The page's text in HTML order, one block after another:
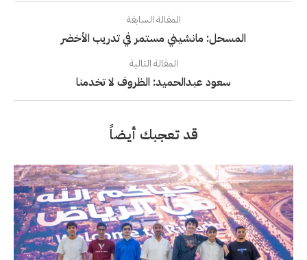
المقالة السابقة
المسحل: مانشيني مستمر في تدريب الأخضر
المقالة التالية
سعود عبدالحميد: الظروف لا تخدمنا
قد تعجبك أيضاً